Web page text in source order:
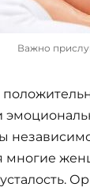
Важно
независимо
многие